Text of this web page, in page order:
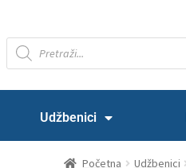
Udžbenici
Početna Udžbenici